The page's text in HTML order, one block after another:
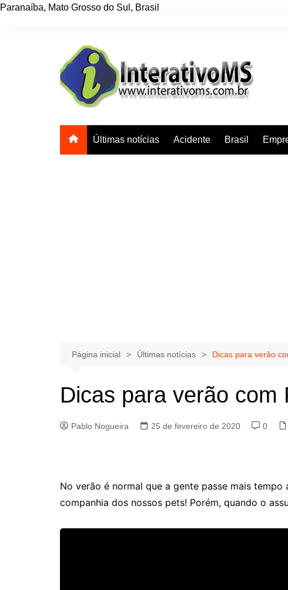
Paranaíba, Mato Grosso do Sul , Brasil
Últimas notícias Acidente Brasil
Página inicial Últimas notícias Dicas para verão
Dicas para verão com
Pablo Nogueira 25 de fevereiro de 2020 0
No verão é normal que a gente passe mais
companhia dos nossos pets! Porém, quando o